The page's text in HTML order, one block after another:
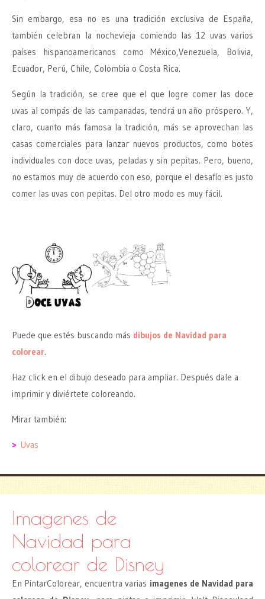
Sin embargo, esa no es una tradición exclusiva de España,
también celebran la nochevieja comiendo las 12 uvas varios
países hispanoamericanos como México,Venezuela, Bolivia,
Ecuador, Perú, Chile, Colombia o Costa Rica.
Según la tradición, se cree que el que logre comer las doce
uvas al compás de las campanadas, tendrá un año próspero. Y,
claro, cuanto más famosa la tradición, más se aprovechan las
casas comerciales para lanzar nuevos productos, como botes
individuales con doce uvas, peladas y sin pepitas. Pero, bueno,
no estamos muy de acuerdo con eso, porque el desafío es justo
comer las uvas con pepitas. Del otro modo es muy fácil.
Puede que estés buscando más dibujos de Navidad para
colorear.
Haz click en el dibujo deseado para ampliar. Después dale a
imprimir y diviértete coloreando.
Mirar también:
> Uvas
Imagenes de
Navidad para
colorear de Disney
En PintarColorear, encuentra varias imagenes de Navidad para